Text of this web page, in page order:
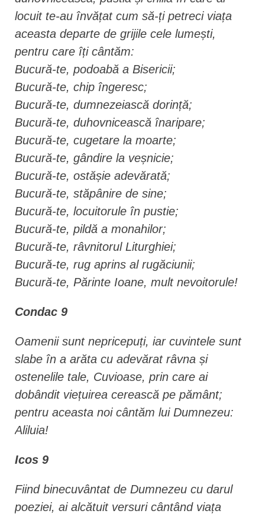
locuit te-au învățat cum să-ți petreci viața
aceasta departe de grijile cele lumești,
pentru care îți cântăm:
Bucură-te, podoabă a Bisericii;
Bucură-te, chip îngeresc;
Bucură-te, dumnezeiască dorință;
Bucură-te, duhovnicească înaripare;
Bucură-te, cugetare la moarte;
Bucură-te, gândire la veșnicie;
Bucură-te, ostășie adevărată;
Bucură-te, stăpânire de sine;
Bucură-te, locuitorule în pustie;
Bucură-te, pildă a monahilor;
Bucură-te, râvnitorul Liturghiei;
Bucură-te, rug aprins al rugăciunii;
Bucură-te, Părinte Ioane, mult nevoitorule!
Condac 9
Oamenii sunt nepricepuți, iar cuvintele sunt
slabe în a arăta cu adevărat râvna și
ostenelile tale, Cuvioase, prin care ai
dobândit viețuirea cerească pe pământ;
pentru aceasta noi cântăm lui Dumnezeu:
Aliluia!
Icos 9
Fiind binecuvântat de Dumnezeu cu darul
poeziei, ai alcătuit versuri cântând viața